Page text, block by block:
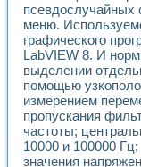
псевдослучайных
меню.
графического
LabVIEW 8. И
выделении
помощью
измерением
пропускания
частоты;
10000 и 100000
значения